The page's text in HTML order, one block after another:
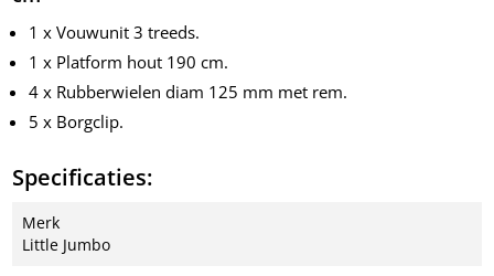
1 x Vouwunit 3 treeds.
1 x Platform hout 190 cm.
4 x Rubberwielen diam 125 mm met rem.
5 x Borgclip.
Specificaties:
Merk
Little Jumbo